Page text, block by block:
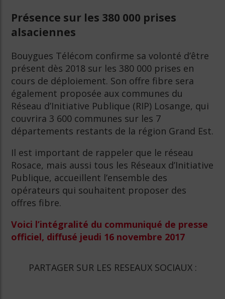
Présence sur les 380 000 prises
alsaciennes
Bouygues Télécom confirme sa volonté d’être
présent dès 2018 sur les 380 000 prises en
cours de déploiement. Son offre fibre sera
également proposée aux communes du
Réseau d’Initiative Publique (RIP) Losange, qui
couvrira 3 600 communes sur les 7
départements restants de la région Grand Est.
Il est important de rappeler que le réseau
Rosace, mais aussi tous les Réseaux d’Initiative
Publique, accueillent l’ensemble des
opérateurs qui souhaitent proposer des
offres fibre.
Voici l’intégralité du communiqué de presse
officiel, diffusé jeudi 16 novembre 2017
PARTAGER SUR LES RESEAUX SOCIAUX :